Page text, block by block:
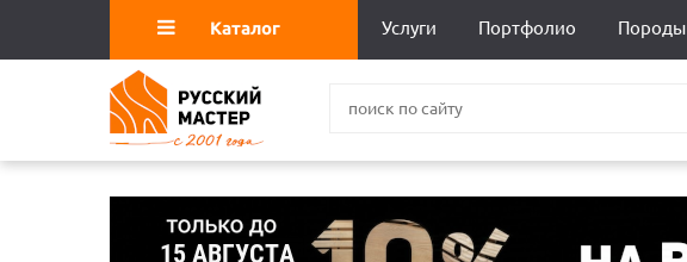
Каталог Услуги Портфолио Породы